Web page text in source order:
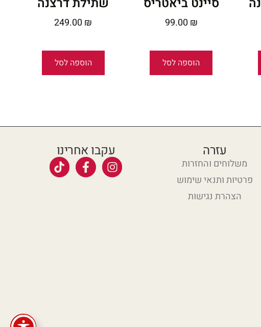
99.00 ₪
הוספה לסל
249.00 ₪
הוספה לסל
עזרה
משלוחים והחזרות
פרטיות ותנאי שימוש
הצהרת נגישות
עקבו אחרינו